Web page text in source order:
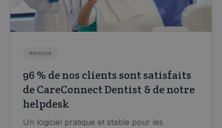
dentiste
96 % de nos clients sont satisfaits
de CareConnect Dentist & de notre
helpdesk
Un logiciel pratique et stable pour les